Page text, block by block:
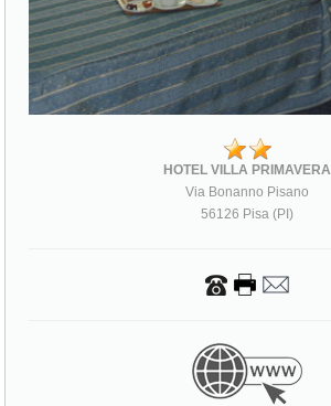
HOTEL VILLA PRIMAVERA
Via Bonanno Pisano
56126 Pisa (PI)